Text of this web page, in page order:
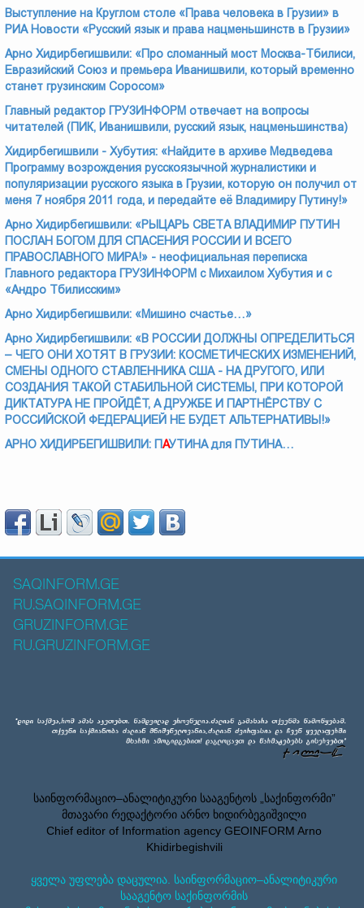
Выступление на Круглом столе «Права человека в Грузии» в
РИА Новости «Русский язык и права нацменьшинств в Грузии»
Арно Хидирбегишвили: «Про сломанный мост Москва-Тбилиси,
Евразийский Союз и премьера Иванишвили, который временно
станет грузинским Соросом»
Главный редактор ГРУЗИНФОРМ отвечает на вопросы
читателей (ПИК, Иванишвили, русский язык, нацменьшинства)
Хидирбегишвили - Хубутия: «Найдите в архиве Медведева
Программу возрождения русскоязычной журналистики и
популяризации русского языка в Грузии, которую он получил от
меня 7 ноября 2011 года, и передайте её Владимиру Путину!»
Арно Хидирбегишвили: «РЫЦАРЬ СВЕТА ВЛАДИМИР ПУТИН
ПОСЛАН БОГОМ ДЛЯ СПАСЕНИЯ РОССИИ И ВСЕГО
ПРАВОСЛАВНОГО МИРА!» - неофициальная переписка
Главного редактора ГРУЗИНФОРМ с Михаилом Хубутия и с
«Андро Тбилисским»
Арно Хидирбегишвили: «Мишино счастье…»
Арно Хидирбегишвили: «В РОССИИ ДОЛЖНЫ ОПРЕДЕЛИТЬСЯ
– ЧЕГО ОНИ ХОТЯТ В ГРУЗИИ: КОСМЕТИЧЕСКИХ ИЗМЕНЕНИЙ,
СМЕНЫ ОДНОГО СТАВЛЕННИКА США - НА ДРУГОГО, ИЛИ
СОЗДАНИЯ ТАКОЙ СТАБИЛЬНОЙ СИСТЕМЫ, ПРИ КОТОРОЙ
ДИКТАТУРА НЕ ПРОЙДЁТ, А ДРУЖБЕ И ПАРТНЁРСТВУ С
РОССИЙСКОЙ ФЕДЕРАЦИЕЙ НЕ БУДЕТ АЛЬТЕРНАТИВЫ!»
АРНО ХИДИРБЕГИШВИЛИ: ПАУТИНА для ПУТИНА…
SAQINFORM.GE
RU.SAQINFORM.GE
GRUZINFORM.GE
RU.GRUZINFORM.GE
საინფორმაციო–ანალიტიკური სააგენტოს „საქინფორმი”
მთავარი რედაქტორი არნო ხიდირბეგიშვილი
Chief editor of Information agency GEOINFORM Arno
Khidirbegishvili
ყველა უფლება დაცულია. საინფორმაციო–ანალიტიკური
სააგენტო საქინფორმის